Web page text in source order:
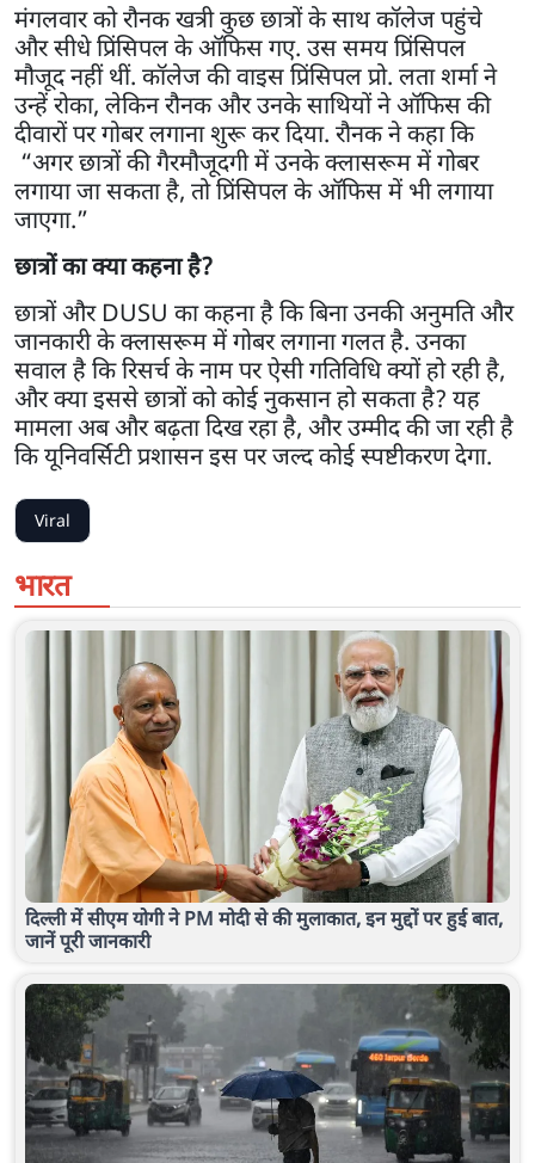
मंगलवार को रौनक खत्री कुछ छात्रों के साथ कॉलेज पहुंचे
और सीधे प्रिंसिपल के ऑफिस गए. उस समय प्रिंसिपल
मौजूद नहीं थीं. कॉलेज की वाइस प्रिंसिपल प्रो. लता शर्मा ने
उन्हें रोका, लेकिन रौनक और उनके साथियों ने ऑफिस की
दीवारों पर गोबर लगाना शुरू कर दिया. रौनक ने कहा कि
“अगर छात्रों की गैरमौजूदगी में उनके क्लासरूम में गोबर
लगाया जा सकता है, तो प्रिंसिपल के ऑफिस में भी लगाया
जाएगा.”
छात्रों का क्या कहना है?
छात्रों और DUSU का कहना है कि बिना उनकी अनुमति और
जानकारी के क्लासरूम में गोबर लगाना गलत है. उनका
सवाल है कि रिसर्च के नाम पर ऐसी गतिविधि क्यों हो रही है,
और क्या इससे छात्रों को कोई नुकसान हो सकता है? यह
मामला अब और बढ़ता दिख रहा है, और उम्मीद की जा रही है
कि यूनिवर्सिटी प्रशासन इस पर जल्द कोई स्पष्टीकरण देगा.
Viral
भारत
दिल्ली में सीएम योगी ने PM मोदी से की मुलाकात, इन मुद्दों पर हुई बात,
जानें पूरी जानकारी